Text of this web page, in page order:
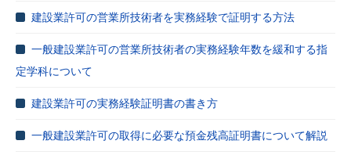
建設業許可の営業所技術者を実務経験で証明する方法
一般建設業許可の営業所技術者の実務経験年数を緩和する指
定学科について
建設業許可の実務経験証明書の書き方
一般建設業許可の取得に必要な預金残高証明書について解説